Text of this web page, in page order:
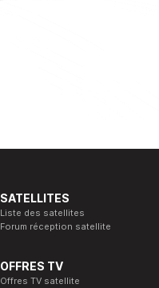
SATELLITES
Liste des satellites
Forum réception satellite
OFFRES TV
Offres TV satellite